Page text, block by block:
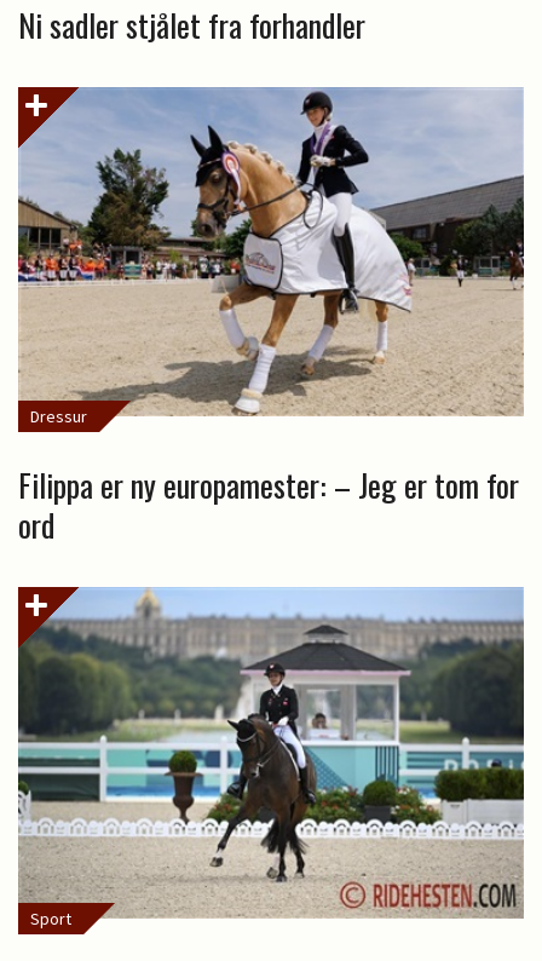
Ni sadler stjålet fra forhandler
Dressur
Filippa er ny europamester: – Jeg er tom for
ord
Sport